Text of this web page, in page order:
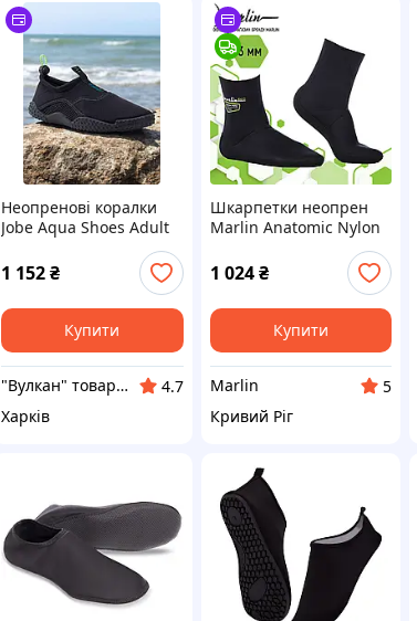
Неопренові коралки
Jobe Aqua Shoes Adult
1 152₴
Купити
"Вулкан" товари для риболовлі, полювання, туризму та дайвінгу, човни та мотори
4.7
Харків
Шкарпетки неопрен
Marlin Anatomic Nylon
1 024 ₴
Купити
Marlin
5
Кривий Ріг